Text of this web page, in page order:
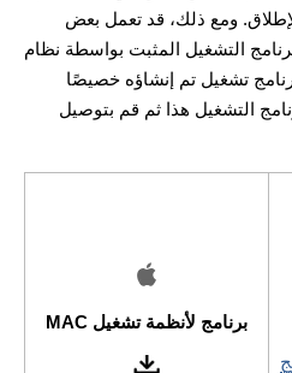
ومع ذلك، قد تعمل بعض
التشغيل المثبت بواسطة نظام
تشغيل تم إنشاؤه خصيصًا
التشغيل هذا ثم قم بتوصيل
برنامج لأنظمة تشغيل MAC